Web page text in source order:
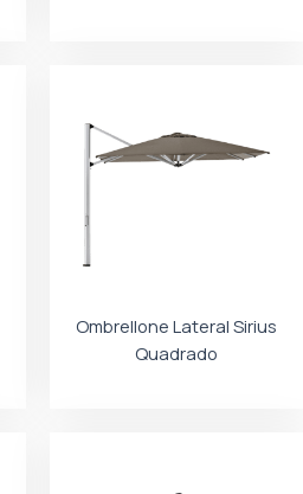
Ombrellone Lateral Sirius
Quadrado